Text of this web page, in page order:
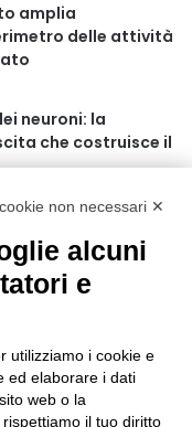
amplia
delle attività
neuroni: la
che costruisce il
idratarsi e cosa
Ferragosto
città
non necessari ✕
alcuni
e
utilizziamo i cookie e
ed elaborare i dati
web o la
il tuo diritto